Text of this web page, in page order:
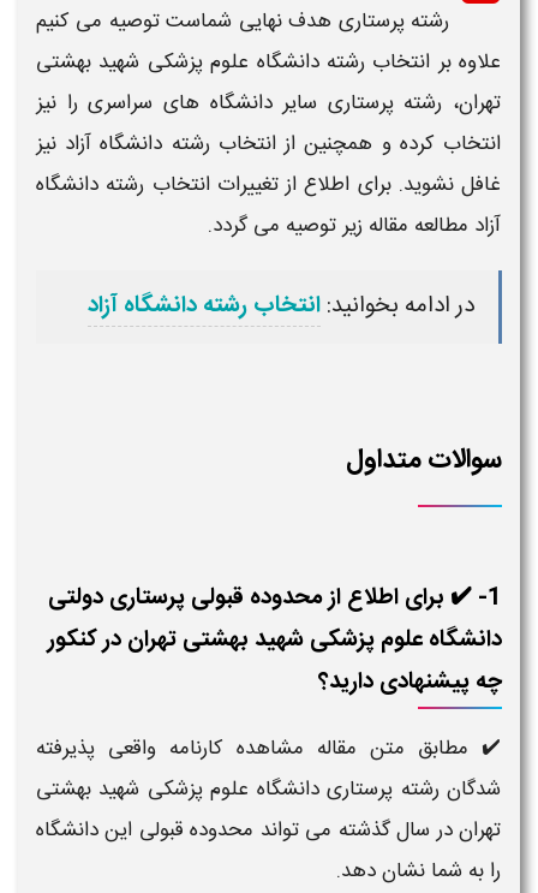
رشتهپرستاریهدف نهایی شماست توصیه می کنیم
علاوه بر انتخاب رشتهدانشگاه علوم پزشکیشهید بهشتی
تهران، رشتهپرستاریسایردانشگاههای سراسری را نیز
انتخاب کرده و همچنین از انتخاب رشتهدانشگاهآزاد نیز
غافل نشوید. برای اطلاع از تغییرات انتخاب رشتهدانشگاه
آزاد مطالعه مقاله زیر توصیه می گردد.
در ادامه بخوانید:انتخاب رشته دانشگاه آزاد
سوالات متداول
1- ✔️ برای اطلاع از محدوده قبولی پرستاری دولتی
دانشگاه علوم پزشکی شهید بهشتی تهران در کنکور
چه پیشنهادی دارید؟
✔️ مطابق متن مقاله مشاهده کارنامه واقعی پذیرفته
شدگان رشته پرستاری دانشگاه علوم پزشکی شهید بهشتی
تهران در سال گذشته می تواند محدوده قبولی این دانشگاه
را به شما نشان دهد.